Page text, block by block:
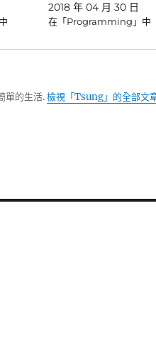
2018 年 04 月 30 日
在「Programming」中
單的生活.檢視「Tsung」的全部文